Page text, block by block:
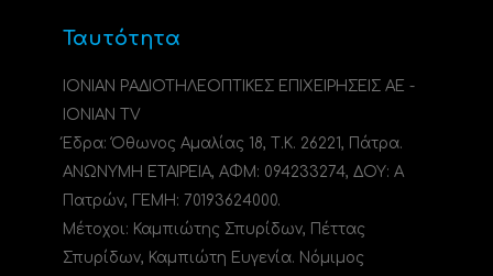
Ταυτότητα
ΙΟΝΙΑΝ ΡΑΔΙΟΤΗΛΕΟΠΤΙΚΕΣ ΕΠΙΧΕΙΡΗΣΕΙΣ ΑΕ -
IONIAN TV
Έδρα: Όθωνος Αμαλίας 18, Τ.Κ. 26221, Πάτρα.
ΑΝΩΝΥΜΗ ΕΤΑΙΡΕΙΑ, ΑΦΜ: 094233274, ΔΟΥ: A
Πατρών, ΓΕΜΗ: 70193624000.
Μέτοχοι: Καμπιώτης Σπυρίδων, Πέττας
Σπυρίδων, Καμπιώτη Ευγενία. Νόμιμος